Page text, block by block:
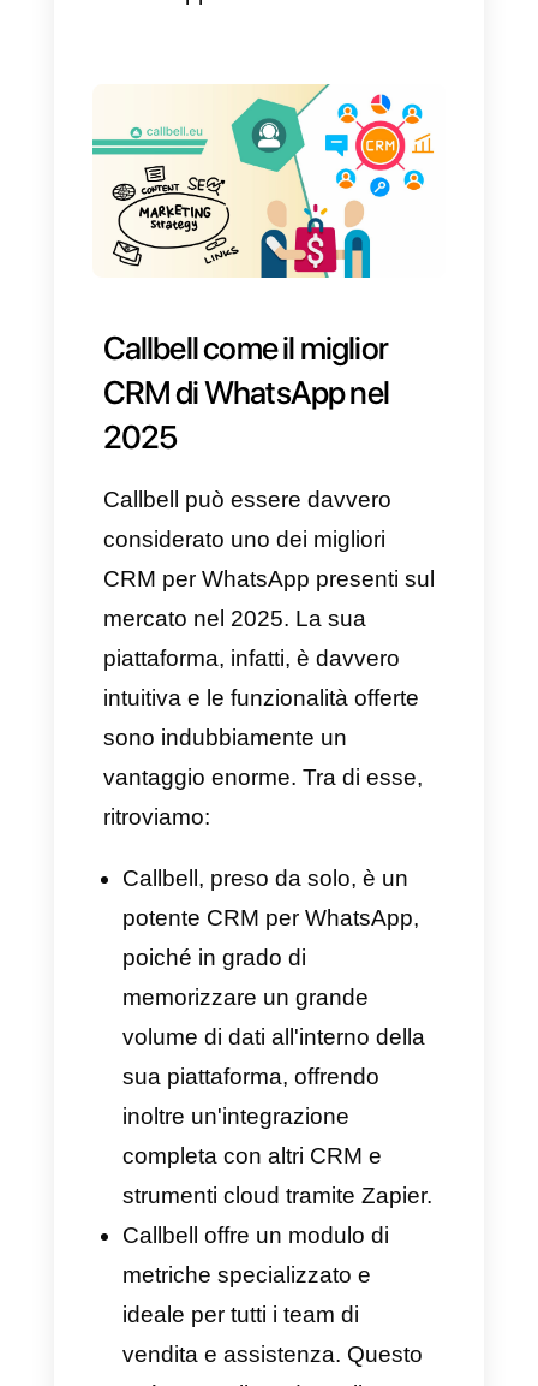
WhatsApp e la gestione dei
messaggi da un'unica
piattaforma, chatbot,
automazioni varie e molto altro
Un'ottima opzione come CRM
per WhatsApp è indubbiamente
Callbell, dando la possibilità di
creare delle integrazioni tramite
Zapiere funzionalità speciali
menzionate, tutte finalizzate al
miglioramento del supporto
clienti.
Come registrare un
account API di
WhatsApp Business
Tutte le aziende possono
ottenere l'API di WhatsApp
attraverso un BSP ufficiale,
proprio come Callbell.
Ciò significa che le imprese che
possiedono un account
WhatsApp Business possono